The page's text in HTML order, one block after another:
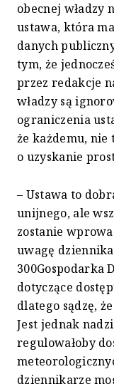
obecnej władzy
ustawa, która
danych
tym, że
przez redakcje
władzy są
ograniczenia
że każdemu,
o uzyskanie
– Ustawa to
unijnego, ale
zostanie
uwagę
300Gospodarka
dotyczące
dlatego sądzę,
Jest jednak
regulowałoby
dziennikarze